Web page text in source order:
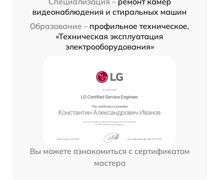
видеонаблюдения и стиральных машин
Образование – профильное техническое,
«Техническая эксплуатация
электрооборудования»
Вы можете ознакомиться с сертификатом
мастера